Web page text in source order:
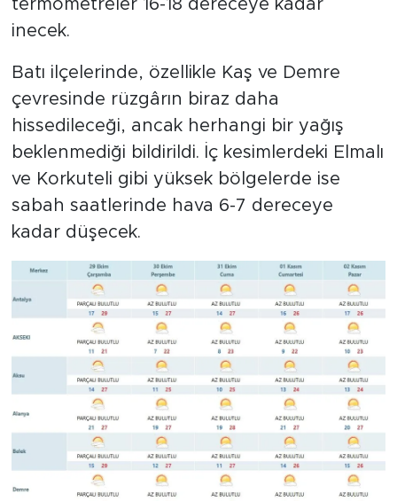
termometreler 16-18 dereceye kadar
inecek.
Batı ilçelerinde, özellikle Kaş ve Demre
çevresinde rüzgârın biraz daha
hissedileceği, ancak herhangi bir yağış
beklenmediği bildirildi. İç kesimlerdeki Elmalı
ve Korkuteli gibi yüksek bölgelerde ise
sabah saatlerinde hava 6-7 dereceye
kadar düşecek.